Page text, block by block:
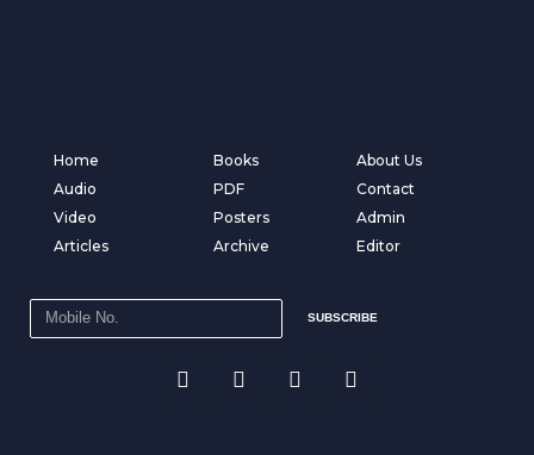
Home
Audio
Video
Articles
Books
PDF
Posters
Archive
About Us
Contact
Admin
Editor
SUBSCRIBE